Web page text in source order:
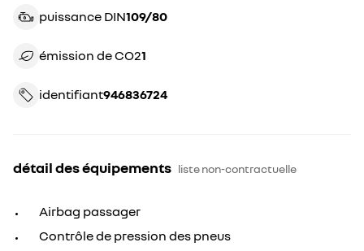
puissance DIN 109/80
émission de CO21
identifiant 946836724
détail des équipements liste non-contractuelle
Airbag passager
Contrôle de pression des pneus